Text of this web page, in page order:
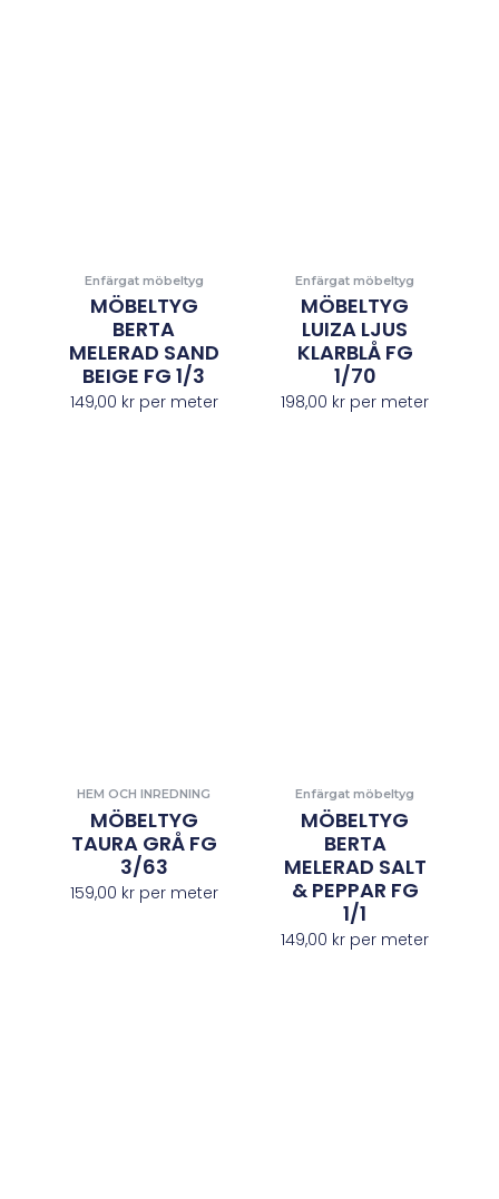
Enfärgat möbeltyg
MÖBELTYG
BERTA
MELERAD SAND
BEIGE FG 1/3
149,00 krper meter
Enfärgat möbeltyg
MÖBELTYG
LUIZA LJUS
KLARBLÅ FG
1/70
198,00 kr per meter
HEM OCH INREDNING
MÖBELTYG
TAURA GRÅ FG
3/63
159,00 krper meter
Enfärgat möbeltyg
MÖBELTYG
BERTA
MELERAD SALT
& PEPPAR FG
1/1
149,00 kr per meter